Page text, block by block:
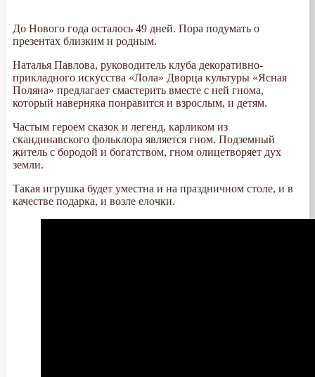
До Нового года осталось 49 дней. Пора подумать о
презентах близким и родным.
Наталья Павлова, руководитель клуба декоративно-
прикладного искусства «Лола» Дворца культуры «Ясная
Поляна» предлагает смастерить вместе с ней гнома,
который наверняка понравится и взрослым, и детям.
Частым героем сказок и легенд, карликом из
скандинавского фольклора является гном. Подземный
житель с бородой и богатством, гном олицетворяет дух
земли.
Такая игрушка будет уместна и на праздничном столе, и в
качестве подарка, и возле елочки.